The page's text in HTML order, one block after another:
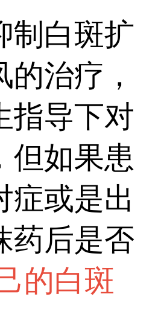
白斑扩
治疗，
指导下对
但如果患
症或是出
药后是否
的白斑